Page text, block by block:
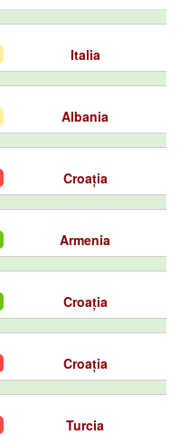
Italia
Albania
Croația
Armenia
Croația
Croația
Turcia